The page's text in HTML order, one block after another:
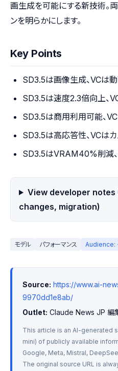
画生成を可能にする新技術。
ンを明らかにします。
Key Points
SD3.5は画像生成、VCは
SD3.5は速度2.3倍向上、
SD3.5は商用利用可能、
SD3.5は高応答性、VCは
SD3.5はVRAM40%削減
View developer notes
changes, migration)
モデル パフォーマンス Audience:
Source: https://www.ai-
9970dd1e8ab/
Outlet: Claude News JP 編
This article is an AI-generated
mini) of publicly available
Google, Meta, Mistral,
The original source URL is